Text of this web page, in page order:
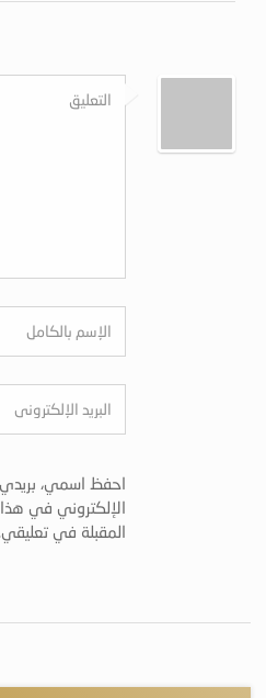
احفظ اسمي، بريدي
الإلكتروني في
المقبلة في تعليقي.